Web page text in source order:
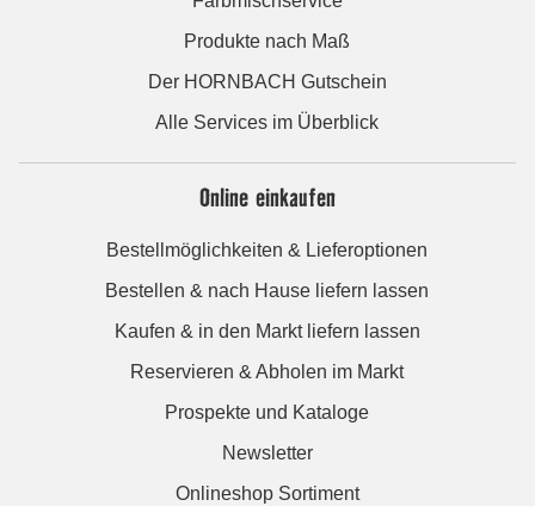
Produkte nach Maß
Der HORNBACH Gutschein
Alle Services im Überblick
Online einkaufen
Bestellmöglichkeiten & Lieferoptionen
Bestellen & nach Hause liefern lassen
Kaufen & in den Markt liefern lassen
Reservieren & Abholen im Markt
Prospekte und Kataloge
Newsletter
Onlineshop Sortiment